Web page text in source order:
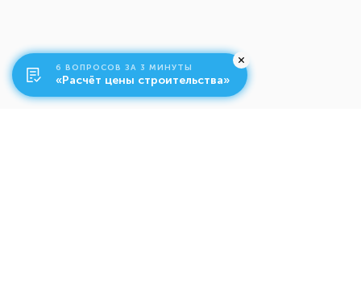
6 ВОПРОСОВ ЗА 3 МИНУТЫ
«Расчёт цены строительства»